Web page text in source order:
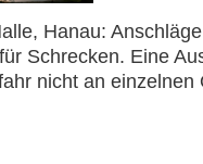
Hanau:
Schrecken. Eine
nicht an einzelnen